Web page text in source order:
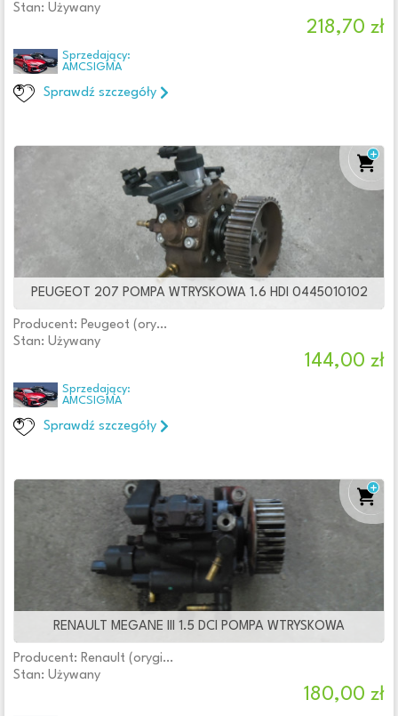
Stan: Używany
218,70 zł
Sprzedający:
AMCSIGMA
Sprawdź szczegóły
PEUGEOT 207 POMPA WTRYSKOWA 1.6 HDI 0445010102
Producent: Peugeot (oryginalne OE)
Stan: Używany
144,00 zł
Sprzedający:
AMCSIGMA
Sprawdź szczegóły
RENAULT MEGANE III 1.5 DCI POMPA WTRYSKOWA
Producent: Renault (oryginalne OE)
Stan: Używany
180,00 zł